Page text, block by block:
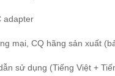
adapter
mại, CQ hãng sản xuất
sử dụng (Tiếng Việt +